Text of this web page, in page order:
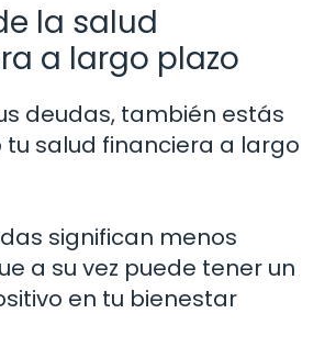
la salud
a largo plazo
deudas, también estás
salud financiera a largo
significan menos
a su vez puede tener un
en tu bienestar